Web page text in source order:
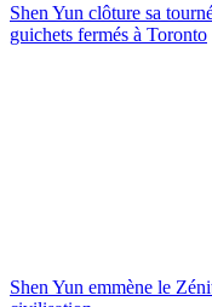
Shen Yun clôture sa
guichets fermés à Toronto
Shen Yun emmène le